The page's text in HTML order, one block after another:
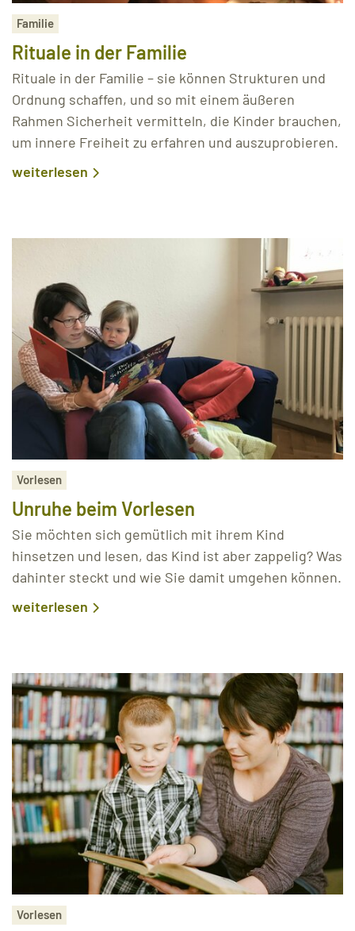
Familie
Rituale in der Familie
Rituale in der Familie – sie können Strukturen und
Ordnung schaffen, und so mit einem äußeren
Rahmen Sicherheit vermitteln, die Kinder brauchen,
um innere Freiheit zu erfahren und auszuprobieren.
weiterlesen
Vorlesen
Unruhe beim Vorlesen
Sie möchten sich gemütlich mit ihrem Kind
hinsetzen und lesen, das Kind ist aber zappelig? Was
dahinter steckt und wie Sie damit umgehen können.
weiterlesen
Vorlesen